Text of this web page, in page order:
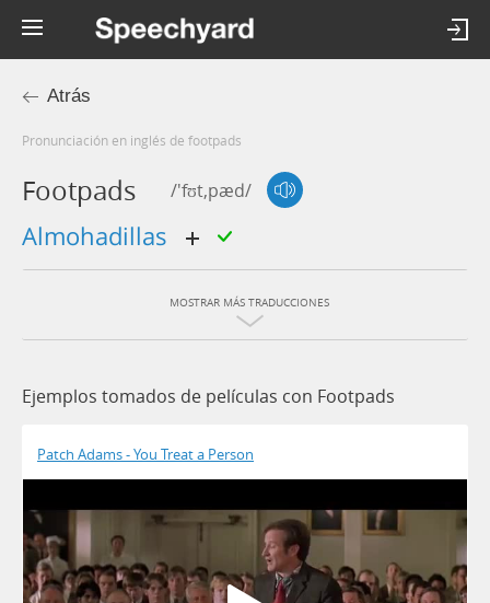
Atrás
Pronunciación en inglés de footpads
Footpads /'fʊt,pæd/
almohadillas
MOSTRAR MÁS TRADUCCIONES
Ejemplos tomados de películas con Footpads
Patch Adams - You Treat a Person